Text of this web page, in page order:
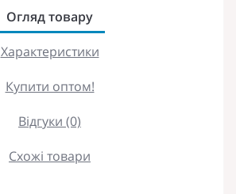
Огляд товару
Характеристики
Купити оптом!
Відгуки (0)
Схожі товари